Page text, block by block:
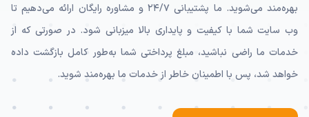
بهره‌مند می‌شوید. ما پشتیبانی ۲۴/۷ و مشاوره رایگان ارائه می‌دهیم تا
وب سایت شما با کیفیت و پایداری بالا میزبانی شود. در صورتی که از
خدمات ما راضی نباشید، مبلغ پرداختی شما به‌طور کامل بازگشت داده
خواهد شد، پس با اطمینان خاطر از خدمات ما بهره‌مند شوید.